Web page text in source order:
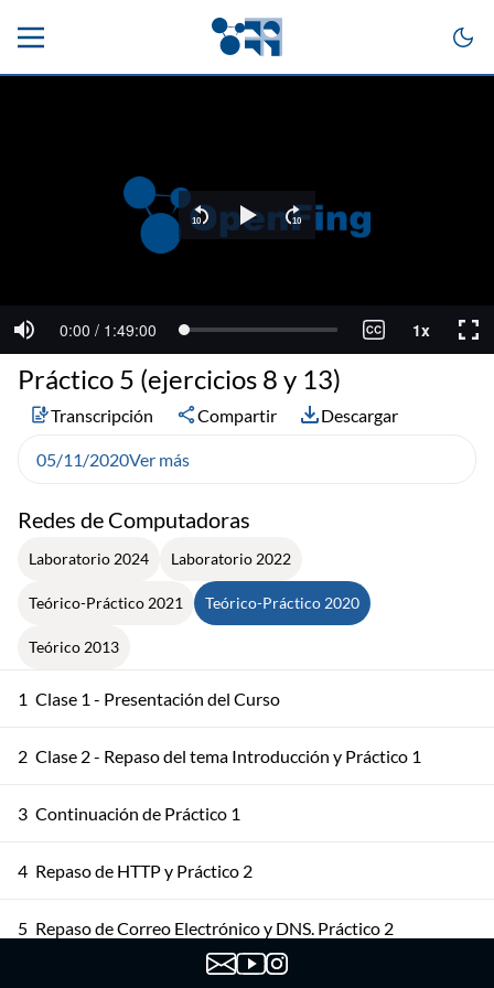
Redes de Computadoras
Laboratorio 2024 Laboratorio 2022
Teórico-Práctico 2021 Teórico-Práctico 2020
Teórico 2013
1 Clase 1 - Presentación del Curso
2 Clase 2 - Repaso del tema Introducción y Práctico 1
3 Continuación de Práctico 1
4 Repaso de HTTP y Práctico 2
5 Repaso de Correo Electrónico y DNS. Práctico 2
Práctico 5 (ejercicios 8 y 13)
Transcripción Compartir Descargar
05/11/2020Ver más